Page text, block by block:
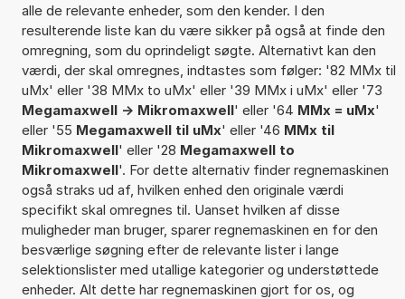
alle de relevante enheder, som den kender. I den
resulterende liste kan du være sikker på også at finde den
omregning, som du oprindeligt søgte. Alternativt kan den
værdi, der skal omregnes, indtastes som følger: '82 MMx til
uMx' eller '38 MMx to uMx' eller '39 MMx i uMx' eller '73
Megamaxwell -> Mikromaxwell' eller '64 MMx = uMx'
eller '55 Megamaxwell til uMx' eller '46 MMx til
Mikromaxwell' eller '28 Megamaxwell to
Mikromaxwell'. For dette alternativ finder regnemaskinen
også straks ud af, hvilken enhed den originale værdi
specifikt skal omregnes til. Uanset hvilken af disse
muligheder man bruger, sparer regnemaskinen en for den
besværlige søgning efter de relevante lister i lange
selektionslister med utallige kategorier og understøttede
enheder. Alt dette har regnemaskinen gjort for os, og